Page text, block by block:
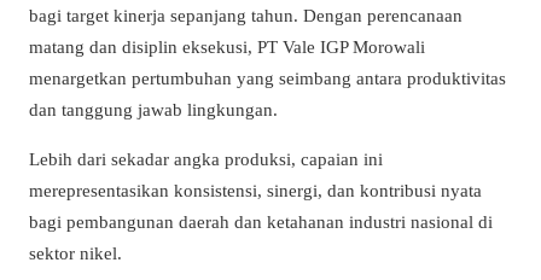
bagi target kinerja sepanjang tahun. Dengan perencanaan
matang dan disiplin eksekusi, PT Vale IGP Morowali
menargetkan pertumbuhan yang seimbang antara produktivitas
dan tanggung jawab lingkungan.
Lebih dari sekadar angka produksi, capaian ini
merepresentasikan konsistensi, sinergi, dan kontribusi nyata
bagi pembangunan daerah dan ketahanan industri nasional di
sektor nikel.